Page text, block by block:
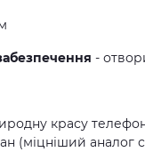
-
красу
(міцніший аналог